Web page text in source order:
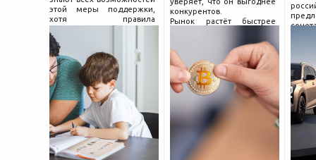
этой меры поддержки,
хотя правила
учёбу довольно понятны,
если разобраться в них
заранее и подготовить
конкурентов.
Рынок растёт быстрее
поведения на нём.
Петербургские
криптообменники,
московские